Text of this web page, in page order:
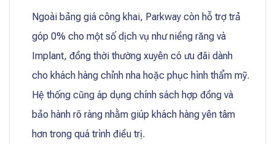
Ngoài bảng giá công khai, Parkway còn hỗ trợ trả
góp 0% cho một số dịch vụ như niềng răng và
Implant, đồng thời thường xuyên có ưu đãi dành
cho khách hàng chỉnh nha hoặc phục hình thẩm mỹ.
Hệ thống cũng áp dụng chính sách hợp đồng và
bảo hành rõ ràng nhằm giúp khách hàng yên tâm
hơn trong quá trình điều trị.